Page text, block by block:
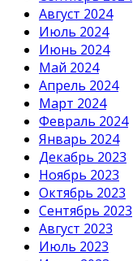
Август 2024
Июль 2024
Июнь 2024
Май 2024
Апрель 2024
Март 2024
Февраль 2024
Январь 2024
Декабрь 2023
Ноябрь 2023
Октябрь 2023
Сентябрь 2023
Август 2023
Июль 2023